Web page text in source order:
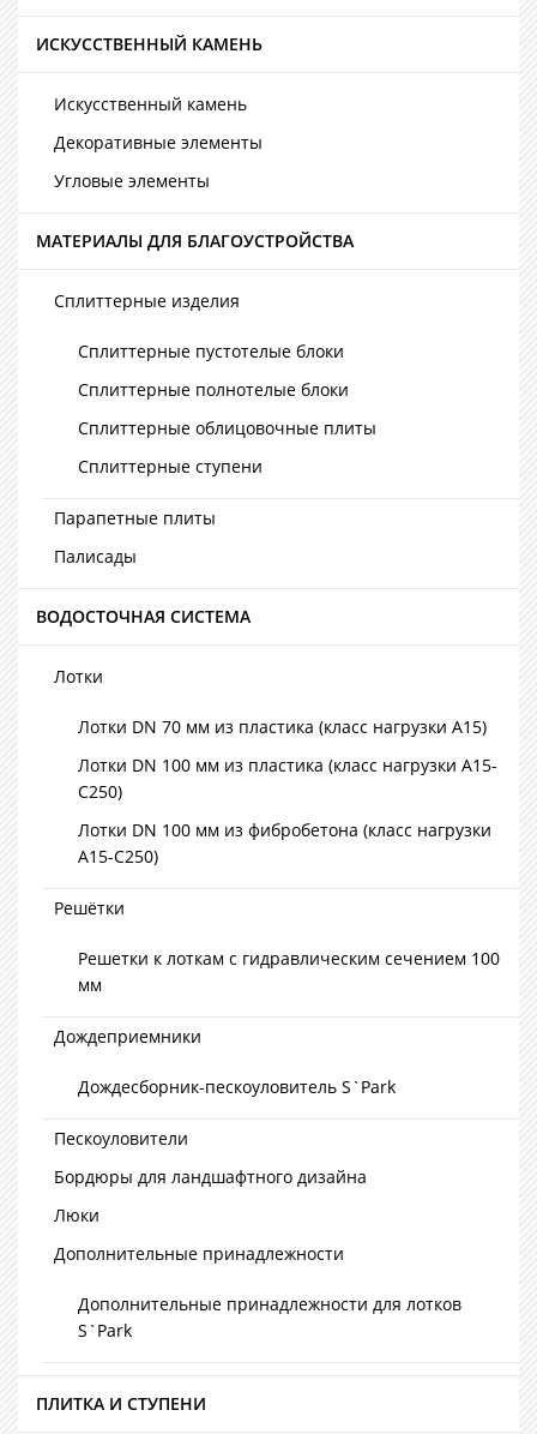
ИСКУССТВЕННЫЙ КАМЕНЬ
Искусственный камень
Декоративные элементы
Угловые элементы
МАТЕРИАЛЫ ДЛЯ БЛАГОУСТРОЙСТВА
Сплиттерные изделия
Сплиттерные пустотелые блоки
Сплиттерные полнотелые блоки
Сплиттерные облицовочные плиты
Сплиттерные ступени
Парапетные плиты
Палисады
ВОДОСТОЧНАЯ СИСТЕМА
Лотки
Лотки DN 70 мм из пластика (класс нагрузки А15)
Лотки DN 100 мм из пластика (класс нагрузки А15-
С250)
Лотки DN 100 мм из фибробетона (класс нагрузки
А15-С250)
Решётки
Решетки к лоткам с гидравлическим сечением 100
мм
Дождеприемники
Дождесборник-пескоуловитель S`Park
Пескоуловители
Бордюры для ландшафтного дизайна
Люки
Дополнительные принадлежности
Дополнительные принадлежности для лотков
S`Park
ПЛИТКА И СТУПЕНИ